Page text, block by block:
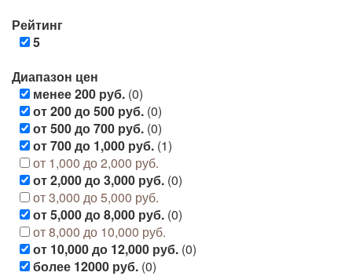
Рейтинг
5
Диапазон цен
менее 200 руб. (0)
от 200 до 500 руб. (0)
от 500 до 700 руб. (0)
от 700 до 1,000 руб. (1)
от 1,000 до 2,000 руб.
от 2,000 до 3,000 руб. (0)
от 3,000 до 5,000 руб.
от 5,000 до 8,000 руб. (0)
от 8,000 до 10,000 руб.
от 10,000 до 12,000 руб. (0)
более 12000 руб. (0)